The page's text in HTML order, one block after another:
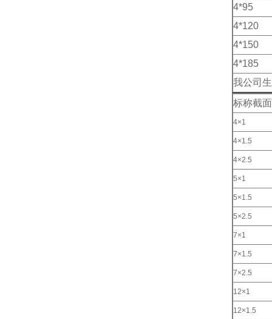
4*95
4*120
4*150
4*185
我公司
标称截
4×1
4×1.5
4×2.5
5×1
5×1.5
5×2.5
7×1
7×1.5
7×2.5
12×1
12×1.5